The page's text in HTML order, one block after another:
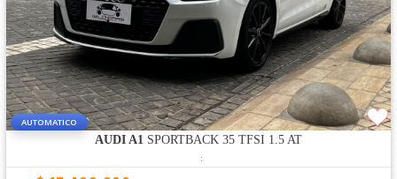
AUTOMATICO
AUDI A1SPORTBACK 35 TFSI 1.5 AT
: